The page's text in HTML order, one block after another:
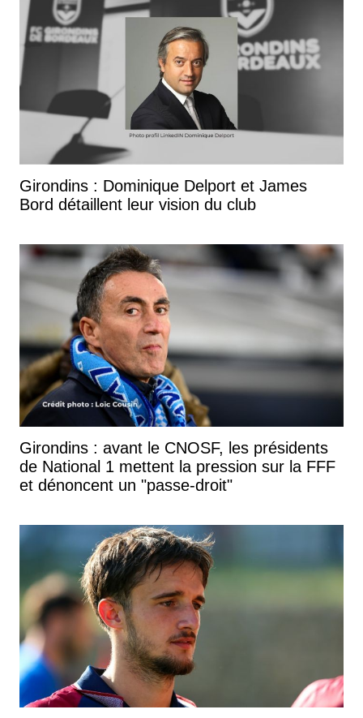
Girondins : Dominique Delport et James
Bord détaillent leur vision du club
Girondins : avant le CNOSF, les présidents
de National 1 mettent la pression sur la FFF
et dénoncent un "passe-droit"